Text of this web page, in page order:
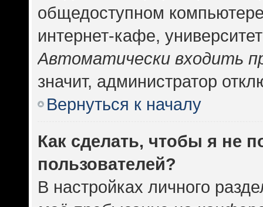
общедоступном
интернет-кафе,
Автоматически входить
значит, администратор
Вернуться к началу
Как сделать, чтобы я не
пользователей?
В настройках личного